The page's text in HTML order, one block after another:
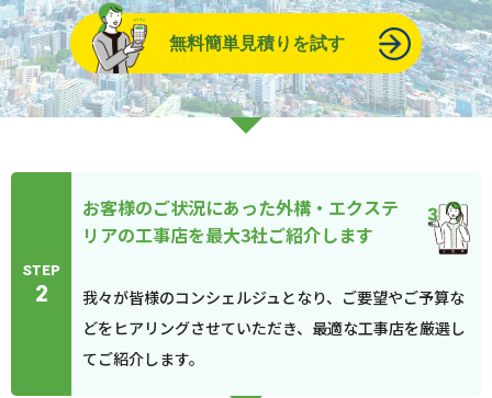
無料簡単見積りを試す
STEP
2
お客様のご状況にあった外構・エクステ
リアの工事店を最大3社ご紹介します
我々が皆様のコンシェルジュとなり、ご要望やご予算な
どをヒアリングさせていただき、最適な工事店を厳選し
てご紹介します。